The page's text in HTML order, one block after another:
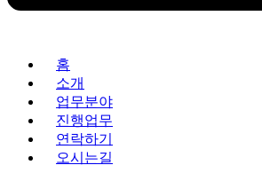
홈
소개
업무분야
진행업무
연락하기
오시는길